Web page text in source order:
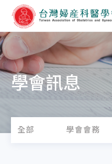
學會訊息
全部 學會會務